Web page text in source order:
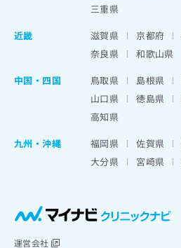
三重県
近畿
滋賀県 京都府
奈良県
和歌山県
中国・四国
鳥取県 島根県
山口県
徳島県
高知県
九州・沖縄
福岡県 佐賀県
大分県
宮崎県
運営会社